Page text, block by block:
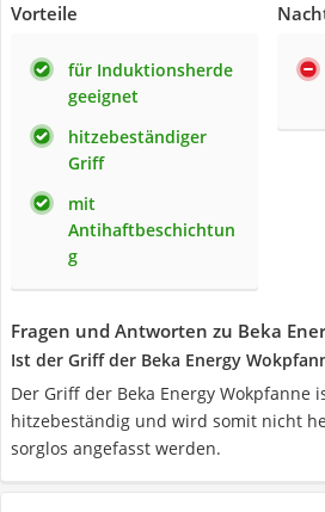
Vorteile
für Induktionsherde
geeignet
hitzebeständiger
Griff
mit
Antihaftbeschichtun
g
Fragen und Antworten zu Beka
Ist der Griff der Beka Energy
Der Griff der Beka Energy Wokpfanne
hitzebeständig und wird somit nicht
sorglos angefasst werden.